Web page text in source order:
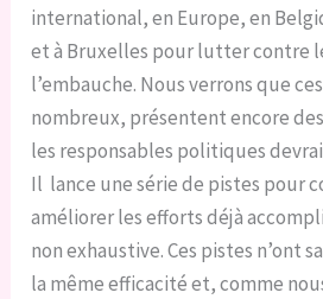
international, en Europe, en
et à Bruxelles pour lutter contre
l’embauche. Nous verrons que
nombreux, présentent encore
les responsables politiques
Il lance une série de pistes pour
améliorer les efforts déjà
non exhaustive. Ces pistes n’ont
la même efficacité et, comme